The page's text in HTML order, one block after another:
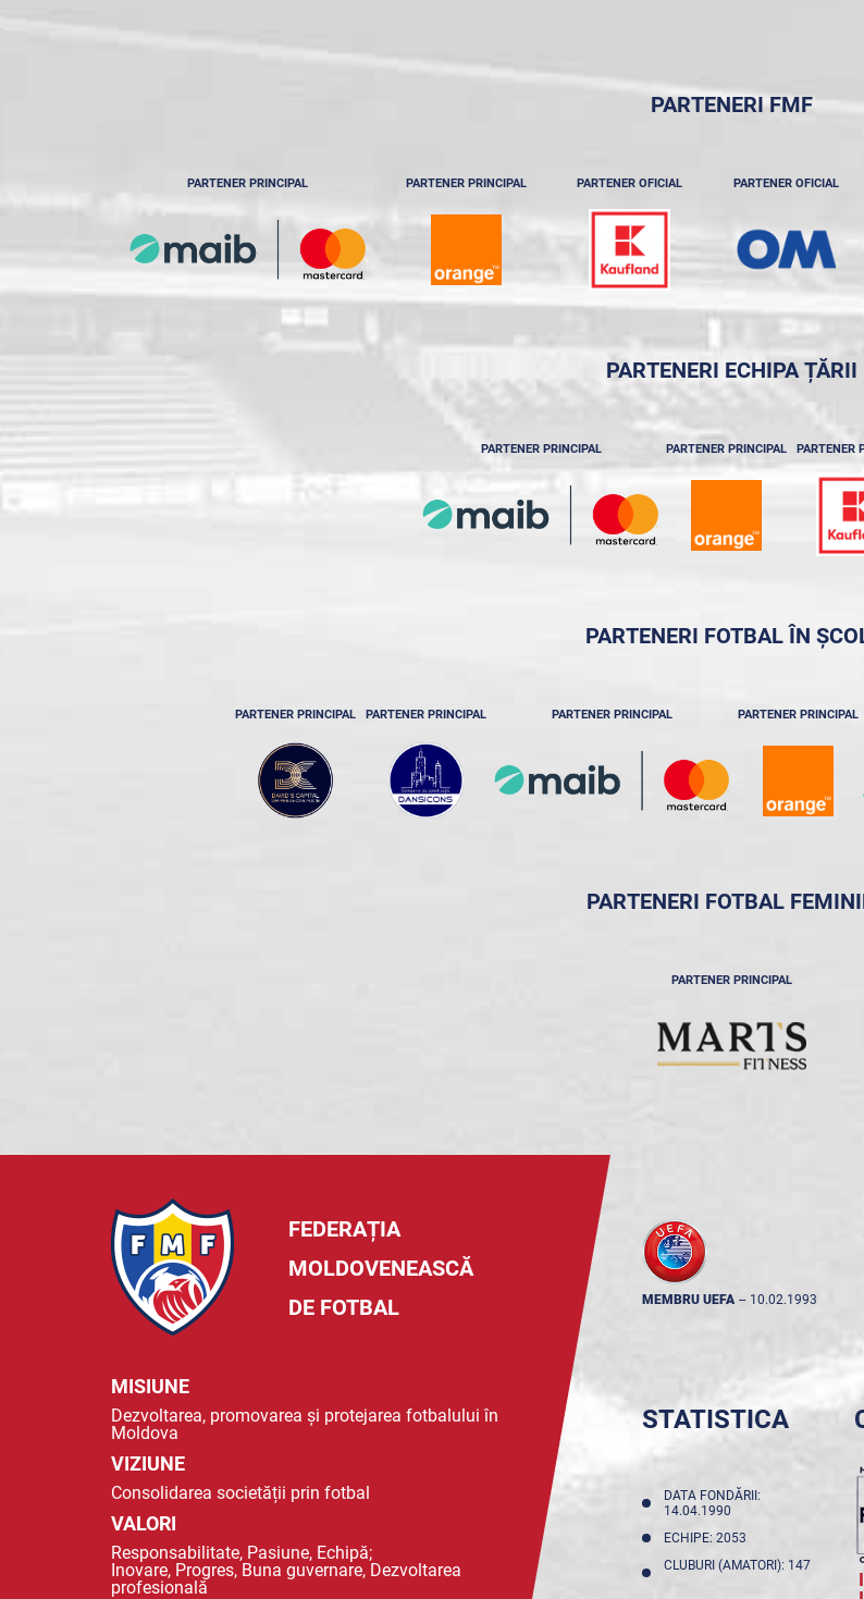
PARTENERI FMF
PARTENER PRINCIPAL PARTENER PRINCIPAL PARTENER OFICIAL PARTENER OFICIAL
PARTENERI ECHIPA ȚĂRII
PARTENER PRINCIPAL PARTENER PRINCIPAL PARTENER
PARTENERI FOTBAL ÎN
PARTENER PRINCIPAL PARTENER PRINCIPAL PARTENER PRINCIPAL PARTENER PRINCIPAL
PARTENERI FOTBAL
PARTENER PRINCIPAL
FEDERAȚIA
MOLDOVENEASCĂ
DE FOTBAL
MISIUNE
Dezvoltarea, promovarea și protejarea fotbalului în
Moldova
VIZIUNE
Consolidarea societății prin fotbal
VALORI
Responsabilitate, Pasiune, Echipă;
Inovare, Progres, Buna guvernare, Dezvoltarea
profesională
MEMBRU UEFA -- 10.02.1993
STATISTICA
DATA FONDĂRII:
14.04.1990
ECHIPE: 2053
CLUBURI (AMATORI): 147